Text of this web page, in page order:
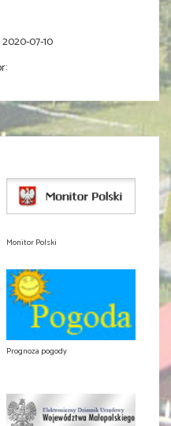
2020-07-10
Monitor Polski
Prognoza pogody